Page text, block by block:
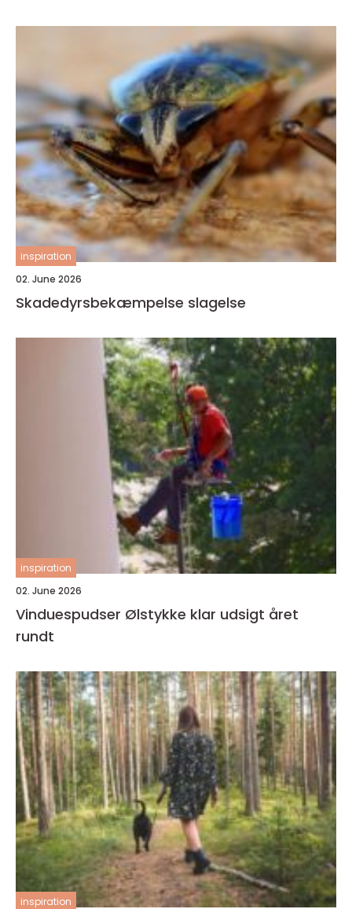
inspiration
02. June 2026
Skadedyrsbekæmpelse slagelse
inspiration
02. June 2026
Vinduespudser Ølstykke klar udsigt året
rundt
inspiration